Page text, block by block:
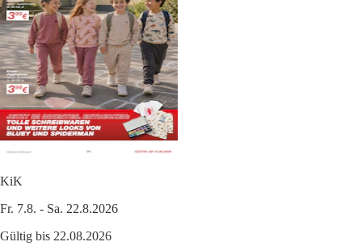
KiK
Fr. 7.8. - Sa. 22.8.2026
Gültig bis 22.08.2026